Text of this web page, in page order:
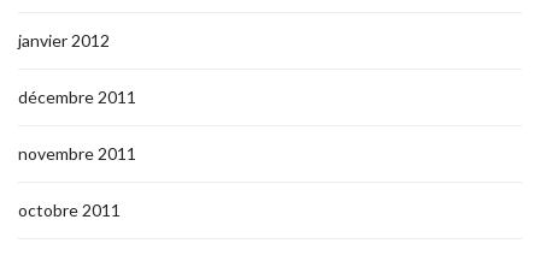
janvier 2012
décembre 2011
novembre 2011
octobre 2011